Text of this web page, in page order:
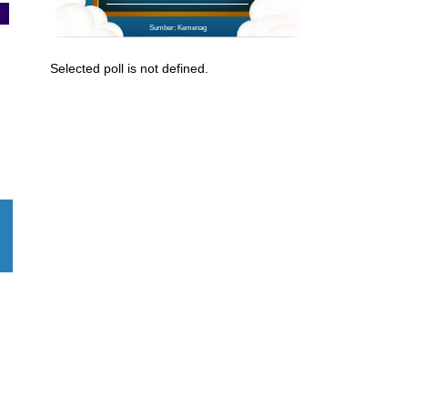
Sumber: Kemenag
Selected poll is not defined.